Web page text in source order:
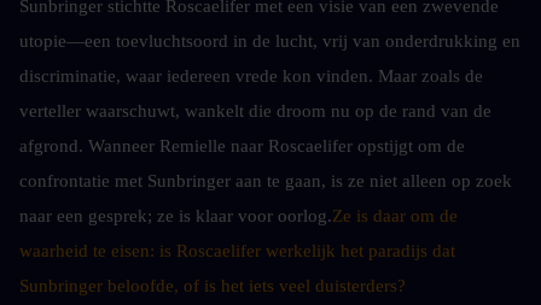
Sunbringer stichtte Roscaelifer met een visie van een zwevende
utopie—een toevluchtsoord in de lucht, vrij van onderdrukking en
discriminatie, waar iedereen vrede kon vinden. Maar zoals de
verteller waarschuwt, wankelt die droom nu op de rand van de
afgrond. Wanneer Remielle naar Roscaelifer opstijgt om de
confrontatie met Sunbringer aan te gaan, is ze niet alleen op zoek
naar een gesprek; ze is klaar voor oorlog.Ze is daar om de
waarheid te eisen: is Roscaelifer werkelijk het paradijs dat
Sunbringer beloofde, of is het iets veel duisterders?